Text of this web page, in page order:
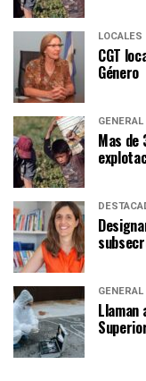
LOCALES
CGT
Género
GENERAL
Mas
GENERAL